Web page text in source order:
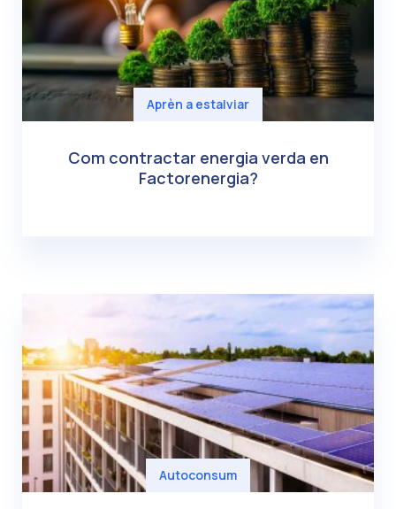
Aprèn a estalviar
Com contractar energia verda en
Factorenergia?
Autoconsum